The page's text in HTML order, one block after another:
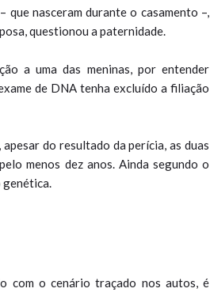
nasceram durante o casamento –,
questionou a paternidade.
a uma das meninas, por entender
de DNA tenha excluído a filiação
do resultado da perícia, as duas
menos dez anos. Ainda segundo o
genética.
com o cenário traçado nos autos, é